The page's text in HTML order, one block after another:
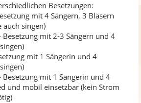
Besetzungen:
mit 4 Sängern, 3 Bläsern
singen)
- Besetzung mit 2-3 Sängern und 4
mit 1 Sängerin und 4
Besetzung mit 1 Sängerin und 4
und mobil einsetzbar (kein Strom